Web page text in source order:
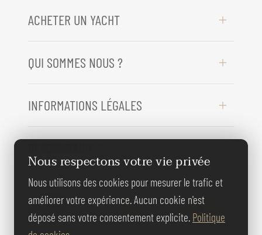
ACHETER UN YACHT
QUI SOMMES NOUS ?
INFORMATIONS LÉGALES
REJOIGNEZ-
NOUS
Nous respectons votre vie privée
Nous utilisons des cookies pour mesurer le trafic et
améliorer votre expérience. Aucun cookie n'est
déposé sans votre consentement explicite. Politique